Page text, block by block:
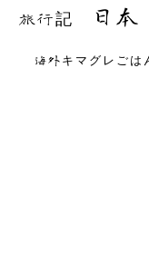
旅行記 日本
海外キマグレごは